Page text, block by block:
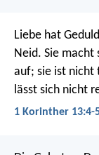
Liebe hat
Neid. Sie
auf; sie ist nicht
lässt sich nicht
1 Korinther 13:4-